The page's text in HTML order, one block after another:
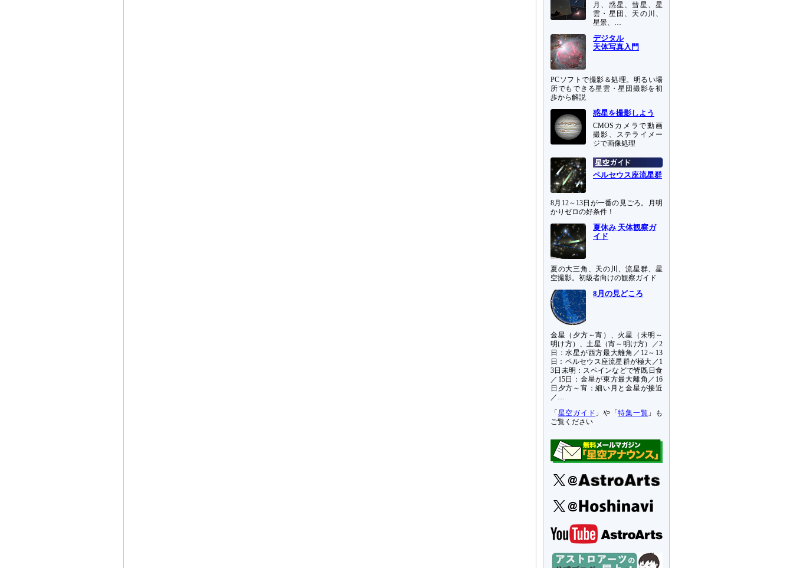
月、惑星、彗星、星
雲・星団、天の川、
星景、…
デジタル
天体写真入門
PCソフトで撮影＆処理。明るい場
所でもできる星雲・星団撮影を初
歩から解説
惑星を撮影しよう
CMOSカメラで動画
撮影、ステライメー
ジで画像処理
ペルセウス座流星群
8月12～13日が一番の見ごろ。月明
かりゼロの好条件！
夏休み 天体観察ガ
イド
夏の大三角、天の川、流星群、星
空撮影。初級者向けの観察ガイド
8月の見どころ
金星（夕方～宵）、火星（未明～
明け方）、土星（宵～明け方）／2
日：水星が西方最大離角／12～13
日：ペルセウス座流星群が極大／1
3日未明：スペインなどで皆既日食
／15日：金星が東方最大離角／16
日夕方～宵：細い月と金星が接近
／…
「 星空ガイド 」や「特集一覧 」も
ご覧ください